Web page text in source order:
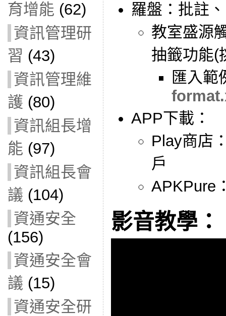
育增能 (62)
資訊管理研
習 (43)
資訊管理維
護 (80)
資訊組長增
能 (97)
資訊組長會
議 (104)
資通安全
(156)
資通安全會
議 (15)
資通安全研
羅盤：批註
教室盛源
抽籤功能(
匯入範
APP下載：
Play商店
戶
APKPure
影音教學：